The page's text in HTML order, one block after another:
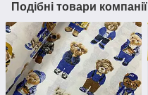
Подібні товари компанії